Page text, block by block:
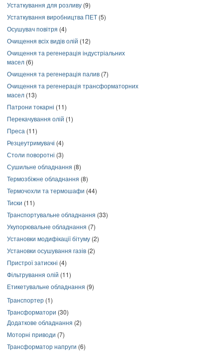
Устаткування для розливу (9)
Устаткування виробництва ПЕТ (5)
Осушувач повітря (4)
Очищення всіх видів олій (12)
Очищення та регенерація індустріальних
масел (6)
Очищення та регенерація палив (7)
Очищення та регенерація трансформаторних
масел (13)
Патрони токарні (11)
Перекачування олій (1)
Преса (11)
Резцеутримувачі (4)
Столи поворотні (3)
Сушильне обладнання (8)
Термозбіжне обладнання (8)
Термочохли та термошафи (44)
Тиски (11)
Транспортувальне обладнання (33)
Укупорювальне обладнання (7)
Установки модифікації бітуму (2)
Установки осушування газів (2)
Пристрої затискні (4)
Фільтрування олій (11)
Етикетувальне обладнання (9)
Транспортер (1)
Трансформатори (30)
Додаткове обладнання (2)
Моторні приводи (7)
Трансформатор напруги (6)